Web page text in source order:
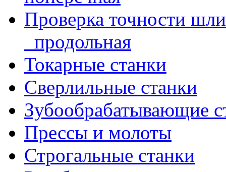
Проверка точности
_продольная
Токарные станки
Сверлильные станки
Зубообрабатывающие
Прессы и молоты
Строгальные станки